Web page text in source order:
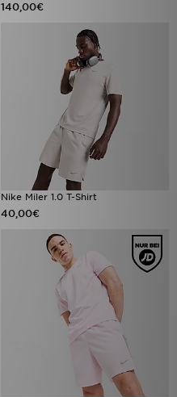
140,00€
Nike Miler 1.0 T-Shirt
40,00€